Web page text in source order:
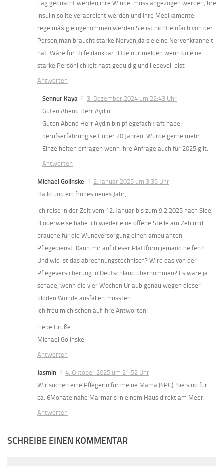
Tag geduscht werden,ihre Windel muss angezogen werden,ihre
Insulin sollte verabreicht werden und ihre Medikamente
regelmâśig eingenommen werden.Sie ist nicht einfach von der
Person,man braucht starke Nerven,da sie eine Nervenkranheit
hat. Wâre für Hilfe dankbar.Bitte nur melden wenn du eine
starke Persönlichkeit hast geduldig und liebevoll bist
Antworten
Sennur Kaya
3. Dezember 2024 um 22:43 Uhr
Guten Abend Herr Aydin
Guten Abend Herr Aydin bin pflegefachkraft habe
berufserfahrung seit über 20 Jahren. Würde gerne mehr
Einzelheiten erfragen wenn ihre Anfrage auch für 2025 gilt.
Antworten
Michael Golinske
2. Januar 2025 um 3:35 Uhr
Hallo und ein frohes neues Jahr,
ich reise in der Zeit vom 12. Januar bis zum 9.2.2025 nach Side.
Blöderweise habe ich wieder eine offene Stelle am Zeh und
brauche für die Wundversorgung einen ambulanten
Pflegedienst. Kann mir auf dieser Plattform jemand helfen?
Und wie ist das abrechnungstechnisch? Wird das von der
Pflegeversicherung in Deutschland übernommen? Es wäre ja
schade, wenn die vier Wochen Urlaub genau wegen dieser
blöden Wunde ausfallen müssten.
Ich freu mich schon auf Ihre Antworten!
Liebe Grüße
Michael Golinske
Antworten
Jasmin
4. Oktober 2025 um 21:52 Uhr
Wir suchen eine Pflegerin für meine Mama (4PG). Sie sind für
ca. 6Monate nahe Marmaris in einem Haus direkt am Meer.
Antworten
SCHREIBE EINEN KOMMENTAR